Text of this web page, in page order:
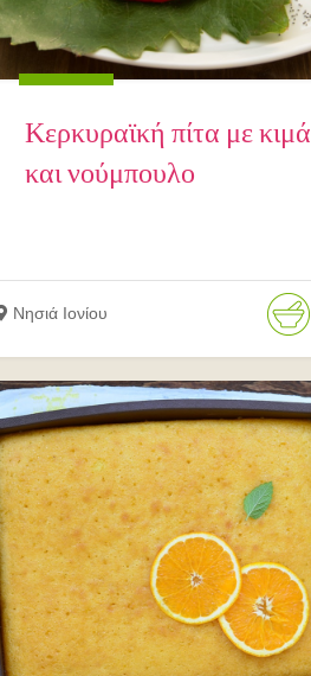
Κερκυραϊκή πίτα με κιμά
και νούμπουλο
Νησιά Ιονίου